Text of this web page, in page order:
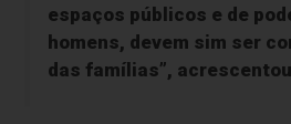
espaços públicos e de
homens, devem sim ser
das famílias”,